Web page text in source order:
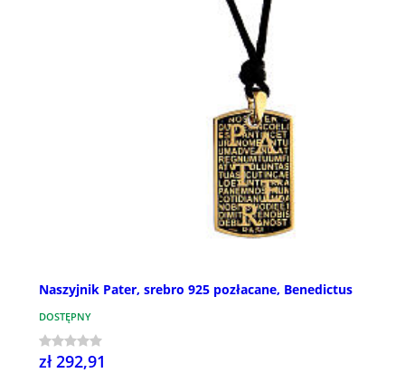
Naszyjnik Pater, srebro 925 pozłacane, Benedictus
DOSTĘPNY
zł 292,91